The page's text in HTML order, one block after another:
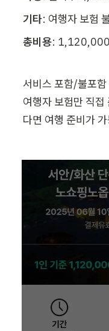
기타: 여행자 보험
총비용:
서비스 포함/불포
여행자 보험만 직접
다면 여행 준비가